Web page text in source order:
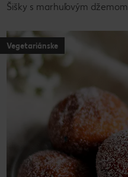
Vyskakovací bočný panel
Šišky s marhuľovým džemom
Vegetariánske